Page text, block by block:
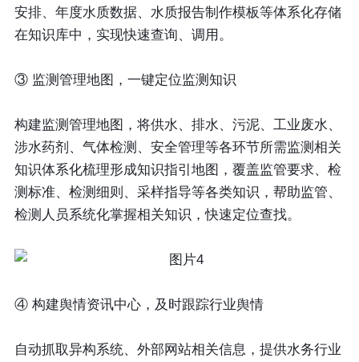
安排、年度水质数据、水质报告制作模板等体系化存储
在知识库中，实现快速查询、调用。
③ 监测管理地图，一键定位监测知识
构建监测管理地图，将供水、排水、污泥、工业废水、
涉水药剂、气体检测、安全管理等各环节所需监测相关
知识体系化梳理形成知识指引地图，覆盖监管要求、检
测标准、检测细则、采样指导等各类知识，帮助监管、
检测人员系统化掌握相关知识，快速定位查找。
④ 构建舆情资讯中心，及时跟踪行业舆情
自动抓取异构系统、外部网站相关信息，提供水务行业